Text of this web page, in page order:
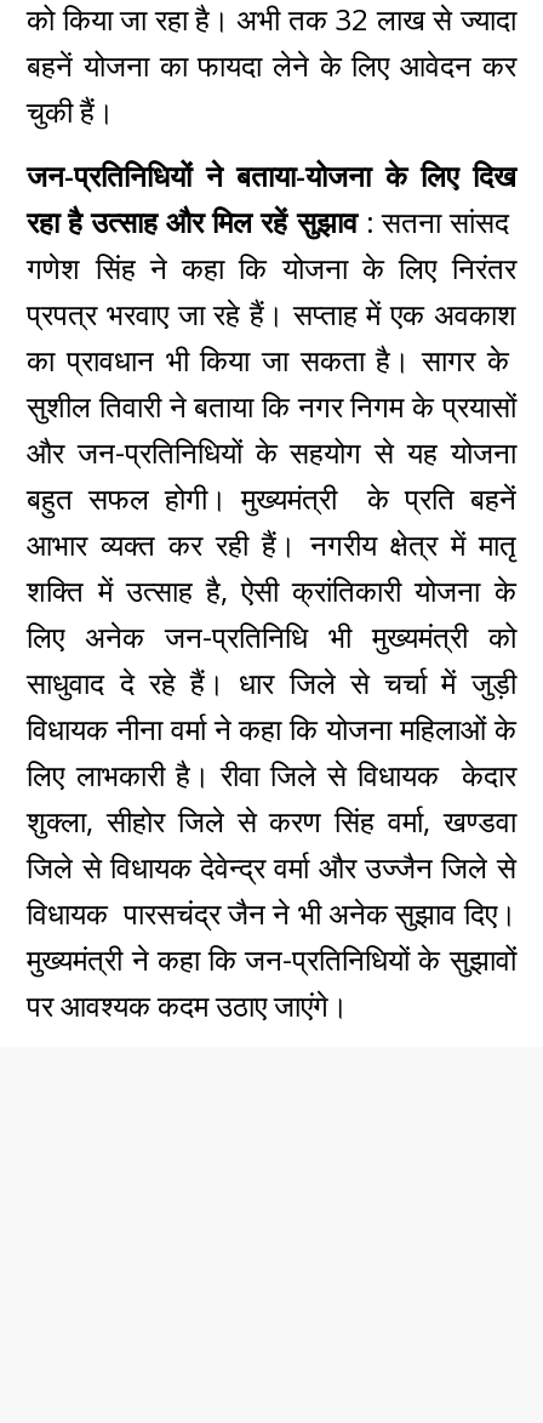
को किया जा रहा है। अभी तक 32 लाख से ज्यादा
बहनें योजना का फायदा लेने के लिए आवेदन कर
चुकी हैं।
जन-प्रतिनिधियों ने बताया-योजना के लिए दिख
रहा है उत्साह और मिल रहें सुझाव :सतना सांसद
गणेश सिंह ने कहा कि योजना के लिए निरंतर
प्रपत्र भरवाए जा रहे हैं। सप्ताह में एक अवकाश
का प्रावधान भी किया जा सकता है। सागर के
सुशील तिवारी ने बताया कि नगर निगम के प्रयासों
और जन-प्रतिनिधियों के सहयोग से यह योजना
बहुत सफल होगी। मुख्यमंत्री के प्रति बहनें
आभार व्यक्त कर रही हैं। नगरीय क्षेत्र में मातृ
शक्ति में उत्साह है, ऐसी क्रांतिकारी योजना के
लिए अनेक जन-प्रतिनिधि भी मुख्यमंत्री को
साधुवाद दे रहे हैं। धार जिले से चर्चा में जुड़ी
विधायक नीना वर्मा ने कहा कि योजना महिलाओं के
लिए लाभकारी है। रीवा जिले से विधायक केदार
शुक्ला, सीहोर जिले से करण सिंह वर्मा, खण्डवा
जिले से विधायक देवेन्द्र वर्मा और उज्जैन जिले से
विधायक पारसचंद्र जैन ने भी अनेक सुझाव दिए।
मुख्यमंत्री ने कहा कि जन-प्रतिनिधियों के सुझावों
पर आवश्यक कदम उठाए जाएंगे।